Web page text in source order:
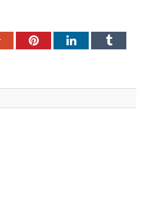
Google+PinterestLinkedInTumblr